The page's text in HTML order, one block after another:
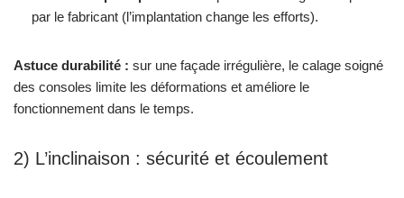
par le fabricant (l’implantation change les efforts).
Astuce durabilité : sur une façade irrégulière, le calage soigné
des consoles limite les déformations et améliore le
fonctionnement dans le temps.
2) L’inclinaison : sécurité et écoulement